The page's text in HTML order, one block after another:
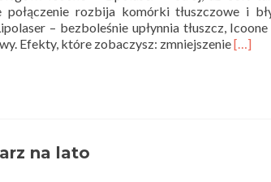
połączenie rozbija komórki tłuszczowe i
– bezboleśnie upłynnia tłuszcz,
Efekty, które zobaczysz: zmniejszenieRead
[…]
na lato